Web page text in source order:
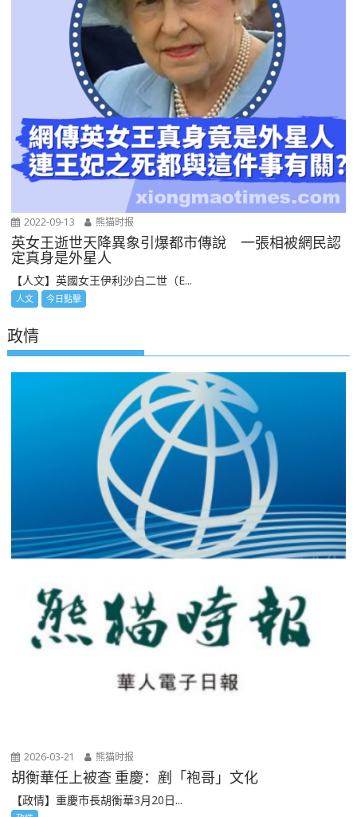
2022-09-13 熊猫时报
英女王逝世天降異象引爆都市傳說 一張相被網民認
定真身是外星人
【人文】英國女王伊利沙白二世（E...
人文 今日點擊
政情
2026-03-21 熊猫时报
胡衡華任上被查 重慶：剷「袍哥」文化
【政情】重慶市長胡衡華3月20日...